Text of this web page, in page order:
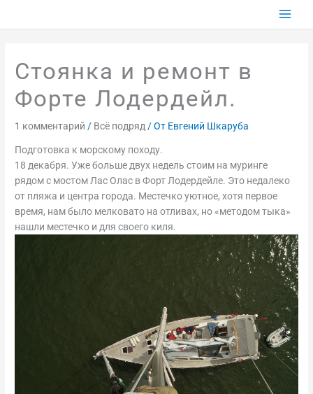
Стоянка и ремонт в
Форте Лодердейл.
1 комментарий / Всё подряд / От Евгений Шкаруба
Подготовка к морскому походу.
18 декабря. Уже больше двух недель стоим на муринге
рядом с мостом Лас Олас в Форт Лодердейле. Это недалеко
от пляжа и центра города. Местечко уютное, хотя первое
время, нам было мелковато на отливах, но «методом тыка»
нашли местечко и для своего киля.